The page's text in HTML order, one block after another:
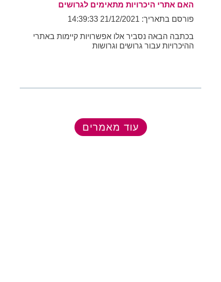
האם אתרי היכרויות מתאימים לגרושים
פורסם בתאריך: 21/12/2021 14:39:33
בכתבה הבאה נסביר אלו אפשרויות קיימות באתרי
ההיכרויות עבור גרושים וגרושות
עוד מאמרים